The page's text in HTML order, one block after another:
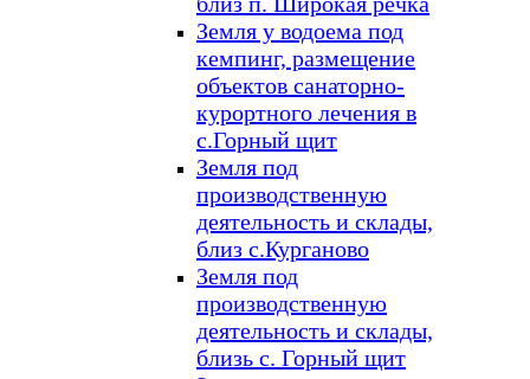
Земля у водоема под
кемпинг, размещение
объектов санаторно-
курортного лечения в
с.Горный щит
Земля под
производственную
деятельность и склады,
близ с.Курганово
Земля под
производственную
деятельность и склады,
близь с. Горный щит